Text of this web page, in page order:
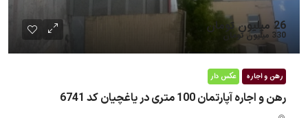
26 میلیون تومان
330 میلیون تومان
رهن و اجاره عکس دار
رهن و اجاره آپارتمان 100 متری در یاغچیان کد 6741